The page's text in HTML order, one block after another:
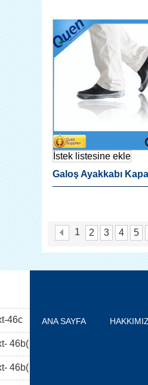
İstek listesine ekle
Galoş Ayakkabı
1 2 3 4 5
46c
46b(
46b(
ANA SAYFA